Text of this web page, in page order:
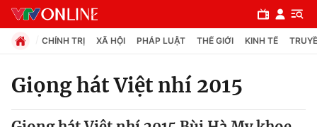
Chuyên mục
CHÍNH TRỊ XÃ HỘI PHÁP LUẬT THẾ GIỚI KINH TẾ
Giọng hát Việt nhí 2015